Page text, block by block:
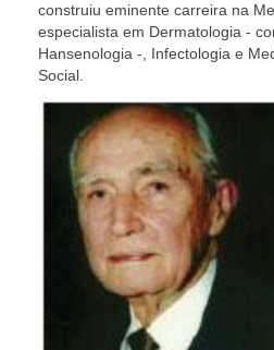
construiu eminente carreira na
especialista em Dermatologia ‑
Hansenologia ‑, Infectologia e
Social.